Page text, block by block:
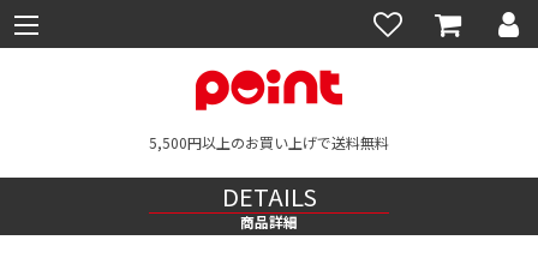
5,500円以上のお買い上げで送料無料
DETAILS
商品詳細